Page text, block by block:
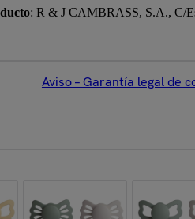
: R & J CAMBRASS, S.A., C/
Aviso – Garantía legal de